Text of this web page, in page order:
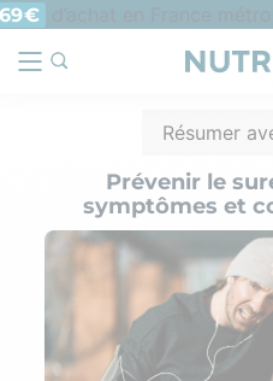
d’achat en France
Résumer
Prévenir le
symptômes et